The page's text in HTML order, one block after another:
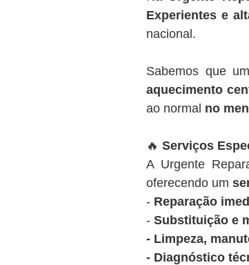
Experientes e
nacional.
Sabemos que
aquecimento
ao normal no
🔥 Serviços
A Urgente
oferecendo um
- Reparação
- Substituição e
- Limpeza,
- Diagnóstico